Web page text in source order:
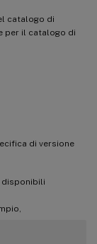
catalogo di
per il catalogo di
di versione
disponibili